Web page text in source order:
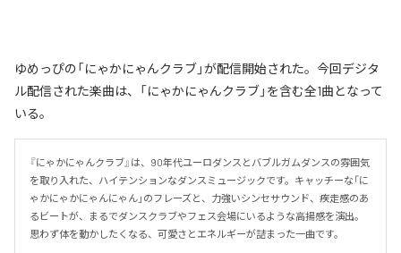
ゆめっぴの「にゃかにゃんクラブ」が配信開始された。今回デジタ
ル配信された楽曲は、「にゃかにゃんクラブ」を含む全1曲となって
いる。
『にゃかにゃんクラブ』は、90年代ユーロダンスとバブルガムダンスの雰囲気
を取り入れた、ハイテンションなダンスミュージックです。キャッチーな「に
ゃかにゃかにゃんにゃん」のフレーズと、力強いシンセサウンド、疾走感のあ
るビートが、まるでダンスクラブやフェス会場にいるような高揚感を演出。
思わず体を動かしたくなる、可愛さとエネルギーが詰まった一曲です。